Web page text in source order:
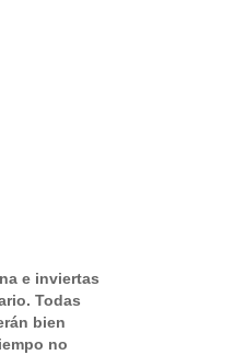
e inviertas
Todas
bien
no